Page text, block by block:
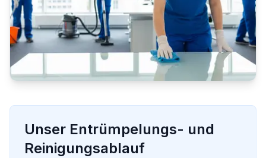
Unser Entrümpelungs- und
Reinigungsablauf